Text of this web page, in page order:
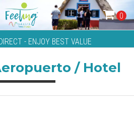
- ENJOY BEST VALUE
0
/ Hotel